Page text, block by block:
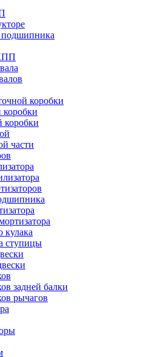
коробки
коробки
коробки
части
кулака
ступицы
задней балки
рычагов